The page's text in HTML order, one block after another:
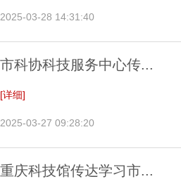
2025-03-28 14:31:40
市科协科技服务中心传...
[详细]
2025-03-27 09:28:20
重庆科技馆传达学习市...